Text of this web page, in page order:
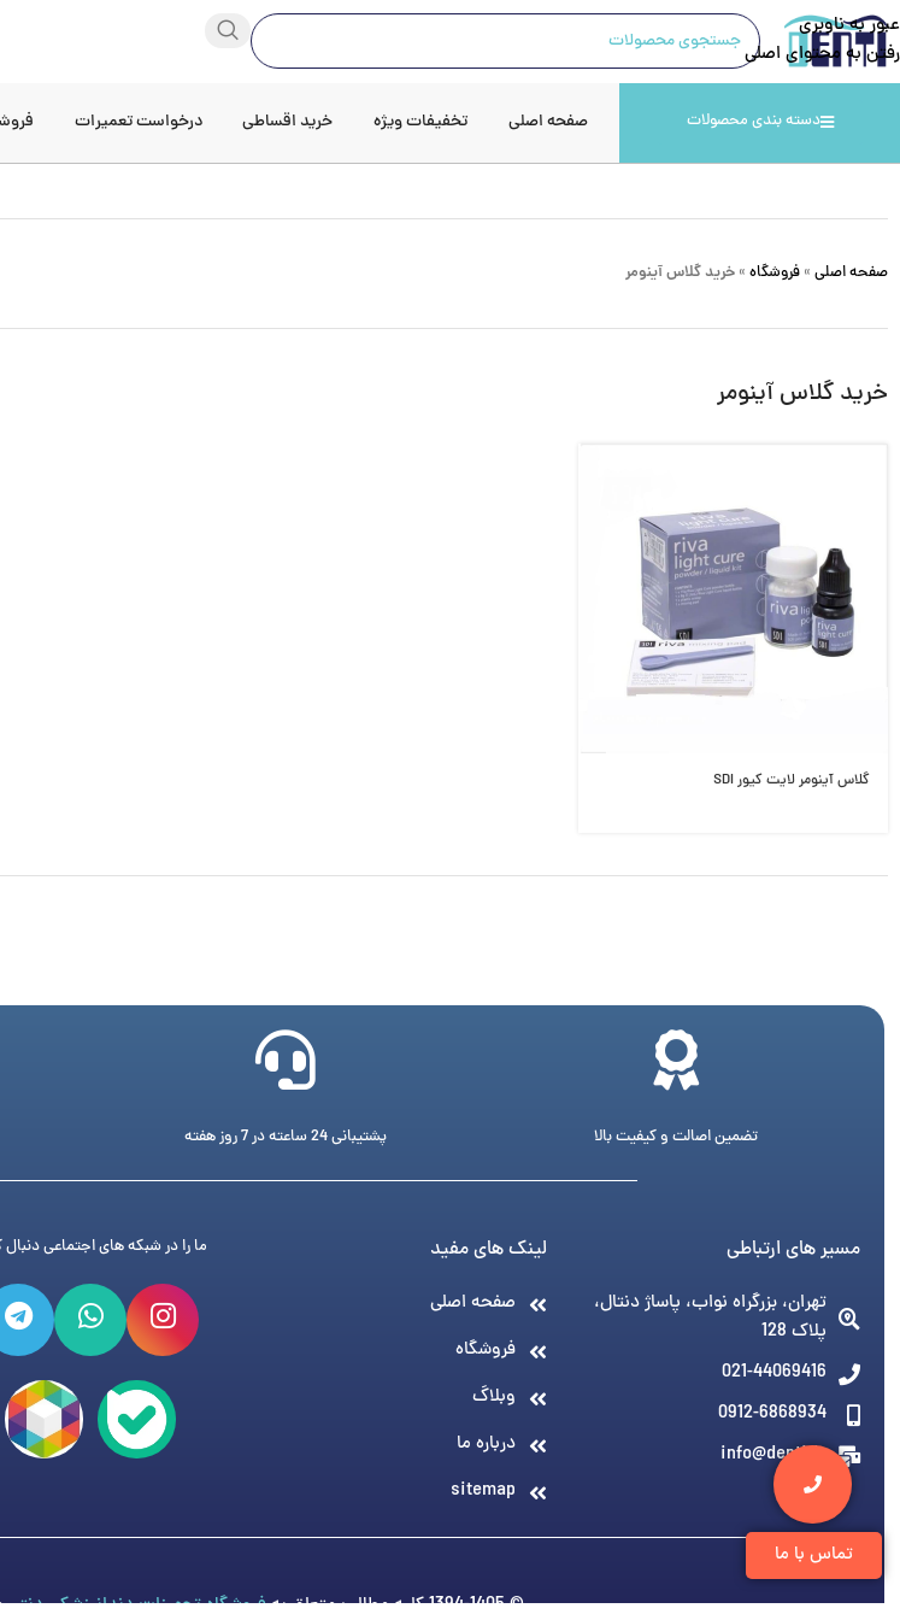
عبور به ناوبری
رفتن به محتوای اصلی
دسته بندی محصولات صفحه اصلی تخفیفات ویژه خرید اقساطی درخواست تعمیرات
صفحه اصلی » فروشگاه » خرید گلاس آینومر
خرید گلاس آینومر
گلاس آینومر لایت کیور SDI
تماس با ما
تضمین اصالت و کیفیت بالا پشتیبانی 24 ساعته در 7 روز هفته
مسیر های ارتباطی
تهران، بزرگراه نواب، پاساژ دنتال،
پلاک 128
021-44069416
0912-6868934
info@denti.ir
لینک های مفید
صفحه اصلی
فروشگاه
وبلاگ
درباره ما
sitemap
ما را در شبکه های اجتماعی دنبال
© 1394-1405 کلیه مطالب متعلق به فروشگاه تجهیزات دندانپزشکی دنتی